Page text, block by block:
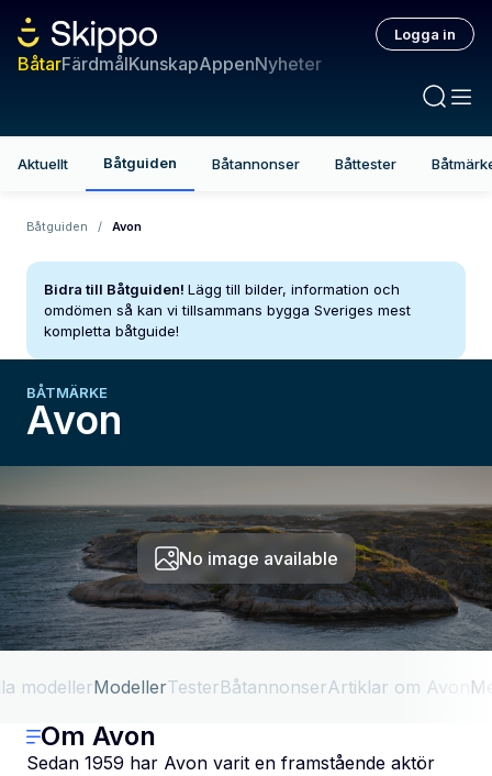
BåtarFärdmålKunskapAppenNyheter
Logga in
Aktuellt Båtguiden Båtannonser Båttester
Båtguiden / Avon
Bidra till Båtguiden! Lägg till bilder, information och
omdömen så kan vi tillsammans bygga Sveriges mest
kompletta båtguide!
BÅTMÄRKE
Avon
No image available
modellerModellerTesterBåtannonserArtiklar om Avon
Om Avon
Sedan 1959 har Avon varit en framstående aktör